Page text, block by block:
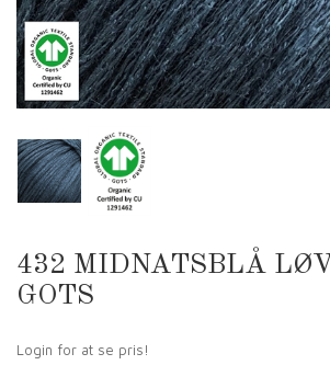
432 MIDNATSBLÅ
GOTS
Login for at se pris!